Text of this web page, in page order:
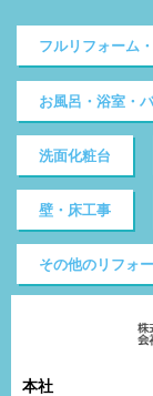
フルリフォーム
お風呂・浴室・
洗面化粧台
壁・床工事
その他のリフォ
本社